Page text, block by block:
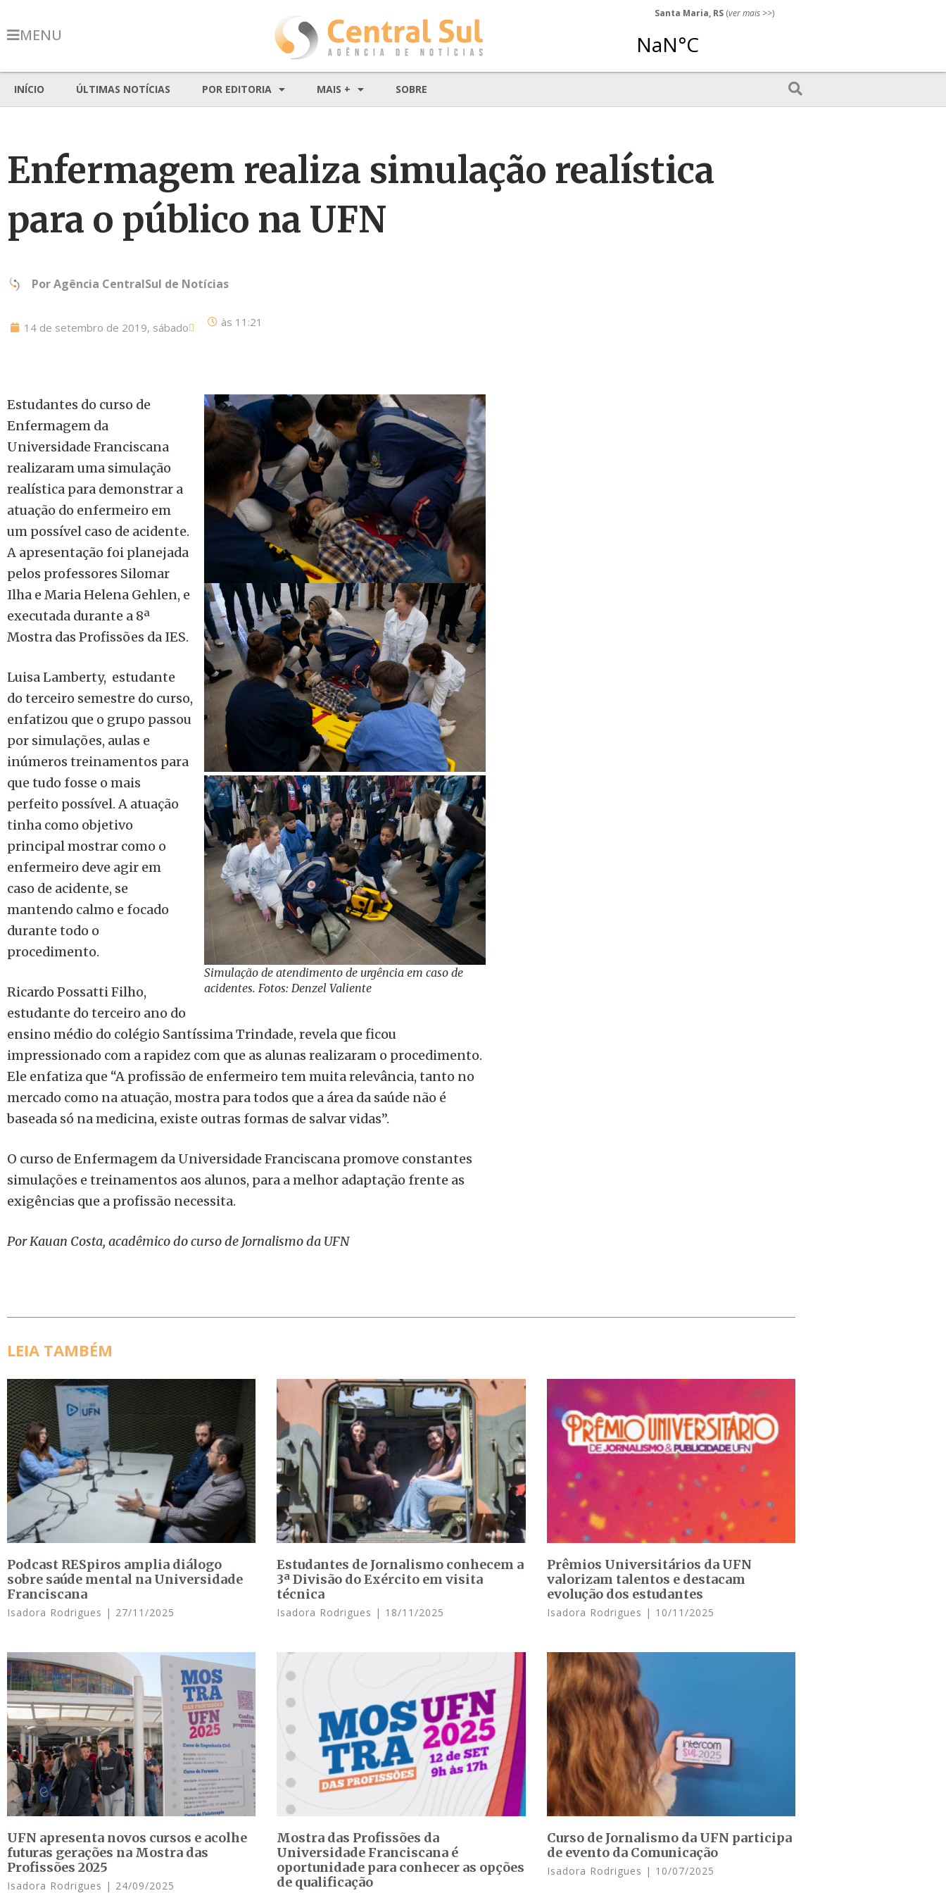
MENU
Santa Maria, RS (ver mais >>)
INÍCIO ÚLTIMAS NOTÍCIAS POR EDITORIA MAIS + SOBRE
Enfermagem realiza simulação realística
para o público na UFN
PorAgência CentralSul de Notícias
14 de setembro de 2019, sábado às 11:21
Simulação de atendimento de urgência em caso de
acidentes. Fotos: Denzel Valiente
Estudantes do curso de
Enfermagem da
Universidade Franciscana
realizaram uma simulação
realística para demonstrar a
atuação do enfermeiro em
um possível caso de acidente.
A apresentação foi planejada
pelos professores Silomar
Ilha e Maria Helena Gehlen, e
executada durante a 8ª
Mostra das Profissões da IES.
Luisa Lamberty, estudante
do terceiro semestre do curso,
enfatizou que o grupo passou
por simulações, aulas e
inúmeros treinamentos para
que tudo fosse o mais
perfeito possível. A atuação
tinha como objetivo
principal mostrar como o
enfermeiro deve agir em
caso de acidente, se
mantendo calmo e focado
durante todo o
procedimento.
Ricardo Possatti Filho,
estudante do terceiro ano do
ensino médio do colégio Santíssima Trindade, revela que ficou
impressionado com a rapidez com que as alunas realizaram o procedimento.
Ele enfatiza que “A profissão de enfermeiro tem muita relevância, tanto no
mercado como na atuação, mostra para todos que a área da saúde não é
baseada só na medicina, existe outras formas de salvar vidas”.
O curso de Enfermagem da Universidade Franciscana promove constantes
simulações e treinamentos aos alunos, para a melhor adaptação frente as
exigências que a profissão necessita.
Por Kauan Costa, acadêmico do curso de Jornalismo da UFN
LEIA TAMBÉM
Podcast RESpiros amplia diálogo
sobre saúde mental na Universidade
Franciscana
Isadora Rodrigues 27/11/2025
Estudantes de Jornalismo conhecem a
3ª Divisão do Exército em visita
técnica
Isadora Rodrigues 18/11/2025
Prêmios Universitários da UFN
valorizam talentos e destacam
evolução dos estudantes
Isadora Rodrigues 10/11/2025
UFN apresenta novos cursos e acolhe
futuras gerações na Mostra das
Profissões 2025
Isadora Rodrigues 24/09/2025
Mostra das Profissões da
Universidade Franciscana é
oportunidade para conhecer as opções
de qualificação
Curso de Jornalismo da UFN participa
de evento da Comunicação
Isadora Rodrigues 10/07/2025